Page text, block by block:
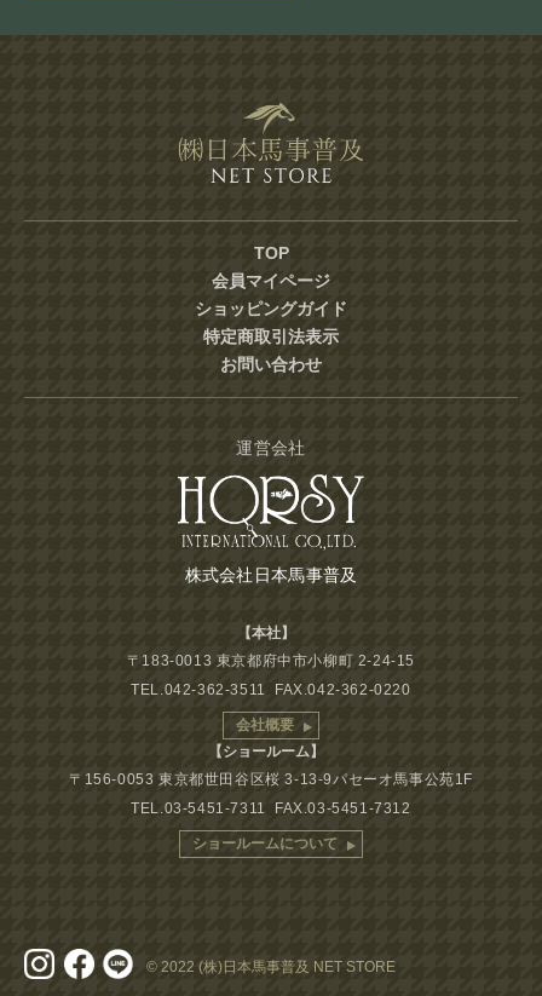
TOP
会員マイページ
ショッピングガイド
特定商取引法表示
お問い合わせ
運営会社
株式会社日本馬事普及
【本社】
〒183-0013 東京都府中市小柳町 2-24-15
TEL.042-362-3511 FAX.042-362-0220
会社概要
【ショールーム】
〒156-0053 東京都世田谷区桜 3-13-9パセーオ馬事公苑1F
TEL.03-5451-7311 FAX.03-5451-7312
ショールームについて
© 2022 (株)日本馬事普及 NET STORE